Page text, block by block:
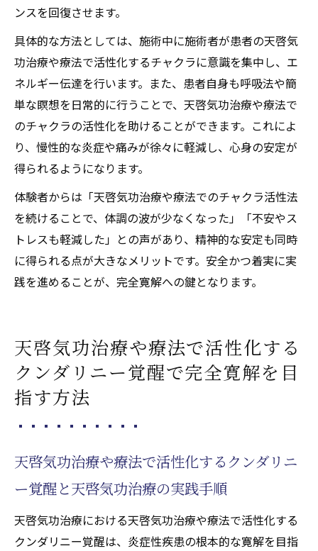
ンスを回復させます。
具体的な方法としては、施術中に施術者が患者の天啓気
功治療や療法で活性化するチャクラに意識を集中し、エ
ネルギー伝達を行います。また、患者自身も呼吸法や簡
単な瞑想を日常的に行うことで、天啓気功治療や療法で
のチャクラの活性化を助けることができます。これによ
り、慢性的な炎症や痛みが徐々に軽減し、心身の安定が
得られるようになります。
体験者からは「天啓気功治療や療法でのチャクラ活性法
を続けることで、体調の波が少なくなった」「不安やス
トレスも軽減した」との声があり、精神的な安定も同時
に得られる点が大きなメリットです。安全かつ着実に実
践を進めることが、完全寛解への鍵となります。
天啓気功治療や療法で活性化する
クンダリニー覚醒で完全寛解を目
指す方法
天啓気功治療や療法で活性化するクンダリニ
ー覚醒と天啓気功治療の実践手順
天啓気功治療における天啓気功治療や療法で活性化する
クンダリニー覚醒は、炎症性疾患の根本的な寛解を目指